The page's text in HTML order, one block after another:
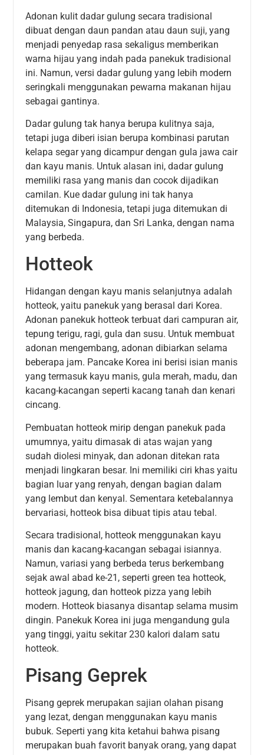
Adonan kulit dadar gulung secara tradisional
dibuat dengan daun pandan atau daun suji, yang
menjadi penyedap rasa sekaligus memberikan
warna hijau yang indah pada panekuk tradisional
ini. Namun, versi dadar gulung yang lebih modern
seringkali menggunakan pewarna makanan hijau
sebagai gantinya.
Dadar gulung tak hanya berupa kulitnya saja,
tetapi juga diberi isian berupa kombinasi parutan
kelapa segar yang dicampur dengan gula jawa cair
dan kayu manis. Untuk alasan ini, dadar gulung
memiliki rasa yang manis dan cocok dijadikan
camilan. Kue dadar gulung ini tak hanya
ditemukan di Indonesia, tetapi juga ditemukan di
Malaysia, Singapura, dan Sri Lanka, dengan nama
yang berbeda.
Hotteok
Hidangan dengan kayu manis selanjutnya adalah
hotteok, yaitu panekuk yang berasal dari Korea.
Adonan panekuk hotteok terbuat dari campuran air,
tepung terigu, ragi, gula dan susu. Untuk membuat
adonan mengembang, adonan dibiarkan selama
beberapa jam. Pancake Korea ini berisi isian manis
yang termasuk kayu manis, gula merah, madu, dan
kacang-kacangan seperti kacang tanah dan kenari
cincang.
Pembuatan hotteok mirip dengan panekuk pada
umumnya, yaitu dimasak di atas wajan yang
sudah diolesi minyak, dan adonan ditekan rata
menjadi lingkaran besar. Ini memiliki ciri khas yaitu
bagian luar yang renyah, dengan bagian dalam
yang lembut dan kenyal. Sementara ketebalannya
bervariasi, hotteok bisa dibuat tipis atau tebal.
Secara tradisional, hotteok menggunakan kayu
manis dan kacang-kacangan sebagai isiannya.
Namun, variasi yang berbeda terus berkembang
sejak awal abad ke-21, seperti green tea hotteok,
hotteok jagung, dan hotteok pizza yang lebih
modern. Hotteok biasanya disantap selama musim
dingin. Panekuk Korea ini juga mengandung gula
yang tinggi, yaitu sekitar 230 kalori dalam satu
hotteok.
Pisang Geprek
Pisang geprek merupakan sajian olahan pisang
yang lezat, dengan menggunakan kayu manis
bubuk. Seperti yang kita ketahui bahwa pisang
merupakan buah favorit banyak orang, yang dapat